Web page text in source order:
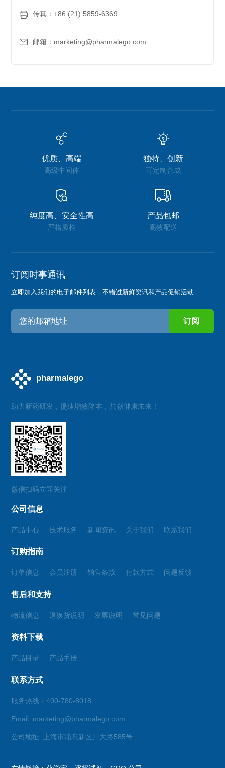
传真：+86 (21) 5859-6369
邮箱：marketing@pharmalego.com
优质、高端
高级中间体
独特、创新
可定制合成
纯度高、安全性高
严格质检
产品包邮
高效配送
订阅时事通讯
立即加入我们的电子邮件列表，不错过新鲜资讯和产品促销活动
助力新药研发，提速增效降本，共创健康未来！
微信扫码立即关注
公司信息
产品中心 技术服务 新闻资讯 关于我们 联系我们
订购指南
订单信息 会员注册 销售条款 付款方式 问题反馈
售后和支持
物流信息 退换货说明 发票说明 常见问题
资料下载
产品目录 产品手册
联系方式
服务热线：400-780-8018
Email: marketing@pharmalego.com
公司地址: 上海市浦东新区川大路585号